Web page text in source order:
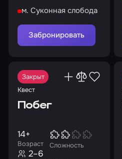
исчезла
м. Суконная слобода
Забронировать
Закрыт
Квест
Побег
Возраст
14+
Сложность
2–6